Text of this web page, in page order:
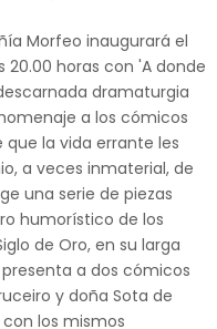
Morfeo inaugurará el
horas con 'A donde
dramaturgia
a los cómicos
la vida errante les
a veces inmaterial, de
una serie de piezas
humorístico de los
de Oro, en su larga
a dos cómicos
y doña Sota de
con los mismos